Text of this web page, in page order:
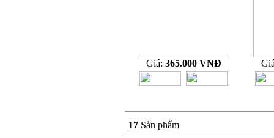
Giá: 365.000 VNĐ
17 Sản phẩm